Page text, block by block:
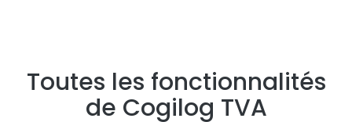
Toutes les fonctionnalités
de Cogilog TVA